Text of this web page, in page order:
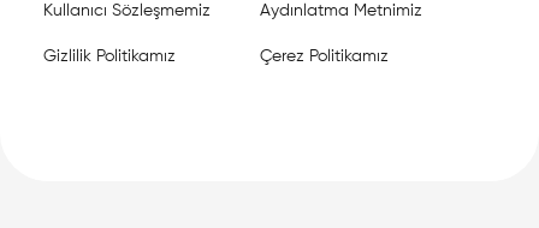
Kullanıcı Sözleşmemiz Aydınlatma Metnimiz
Gizlilik Politikamız Çerez Politikamız